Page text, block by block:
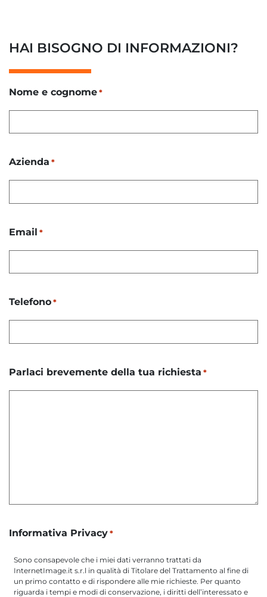
HAI BISOGNO DI INFORMAZIONI?
Nome e cognome *
Azienda *
Email *
Telefono *
Parlaci brevemente della tua richiesta *
Informativa Privacy *
Sono consapevole che i miei dati verranno trattati da
InternetImage.it s.r.l in qualità di Titolare del Trattamento al fine di
un primo contatto e di rispondere alle mie richieste. Per quanto
riguarda i tempi e modi di conservazione, i diritti dell’interessato e